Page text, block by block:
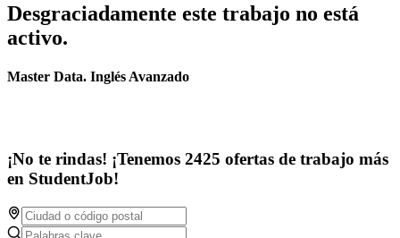
Desgraciadamente este trabajo no está
activo.
Master Data. Inglés Avanzado
¡No te rindas! ¡Tenemos 2425 ofertas de trabajo más
en StudentJob!